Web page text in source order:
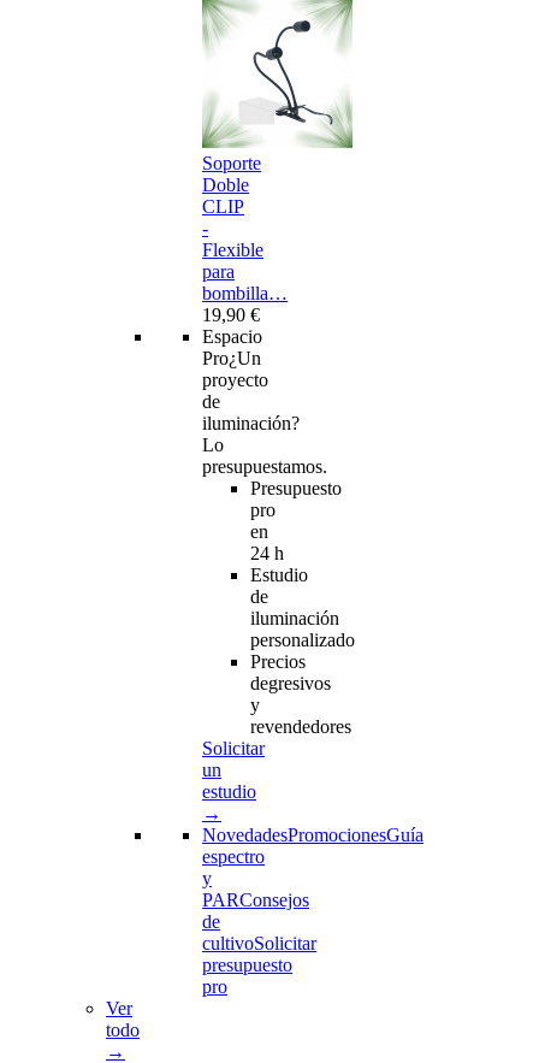
Soporte
Doble
CLIP
-
Flexible
para
bombilla…
19,90 €
Espacio
Pro¿Un
proyecto
de
iluminación?
Lo
presupuestamos.
Presupuesto
pro
en
24 h
Estudio
de
iluminación
personalizado
Precios
degresivos
y
revendedores
Solicitar
un
estudio
→
NovedadesPromocionesGuía
espectro
y
PARConsejos
de
cultivoSolicitar
presupuesto
pro
Ver
todo
→